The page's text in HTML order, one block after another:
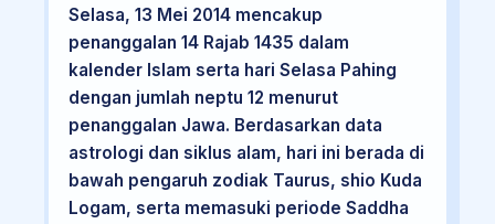
Selasa, 13 Mei 2014 mencakup
penanggalan 14 Rajab 1435 dalam
kalender Islam serta hari Selasa Pahing
dengan jumlah neptu 12 menurut
penanggalan Jawa. Berdasarkan data
astrologi dan siklus alam, hari ini berada di
bawah pengaruh zodiak Taurus, shio Kuda
Logam, serta memasuki periode Saddha